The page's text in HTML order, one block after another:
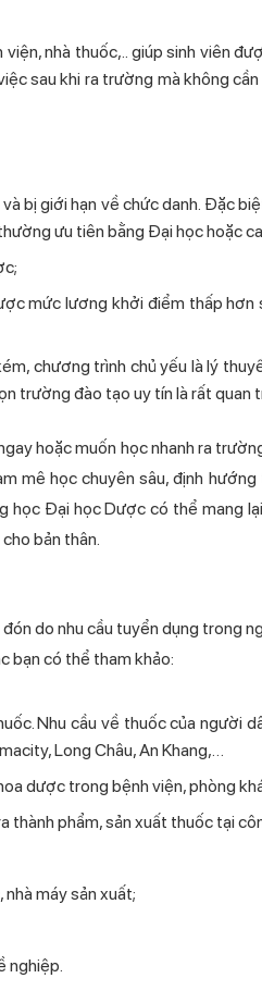
nhà thuốc,.. giúp sinh viên
sau khi ra trường mà không
bị giới hạn về chức danh. Đặc
ưu tiên bằng Đại học hoặc
mức lương khởi điểm thấp hơn
chương trình chủ yếu là lý
trường đào tạo uy tín là rất quan
hoặc muốn học nhanh ra
mê học chuyên sâu, định
học Đại học Dược có thể mang
bản thân.
do nhu cầu tuyển dụng trong
bạn có thể tham khảo:
Nhu cầu về thuốc của người
Long Châu, An Khang,…
dược trong bệnh viện, phòng
thành phẩm, sản xuất thuốc tại
máy sản xuất;
nghiệp.